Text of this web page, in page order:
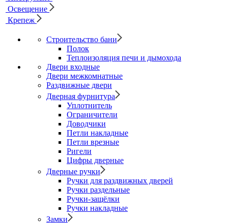
Освещение
Крепеж
Строительство бани
Полок
Теплоизоляция печи и дымохода
Двери входные
Двери межкомнатные
Раздвижные двери
Дверная фурнитура
Уплотнитель
Ограничители
Доводчики
Петли накладные
Петли врезные
Ригели
Цифры дверные
Дверные ручки
Ручки для раздвижных дверей
Ручки раздельные
Ручки-защёлки
Ручки накладные
Замки